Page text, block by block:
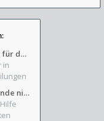
Benutzerregistrierung für das SchickHD-/SchweifHD-Forum gesperrt
in
"steam cloud" Spielstände nicht verfügbar